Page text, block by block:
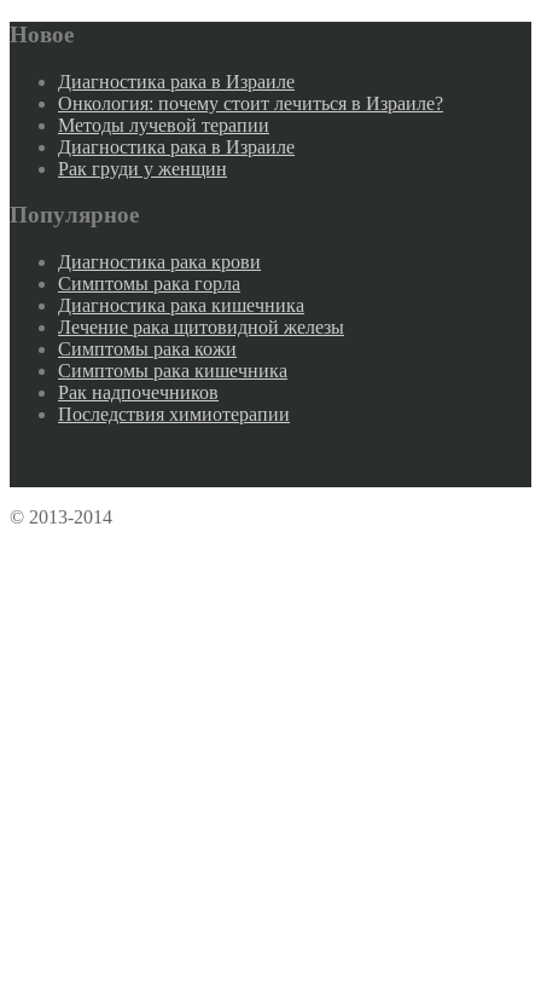
Новое
Диагностика рака в Израиле
Онкология: почему стоит лечиться в Израиле?
Методы лучевой терапии
Диагностика рака в Израиле
Рак груди у женщин
Популярное
Диагностика рака крови
Симптомы рака горла
Диагностика рака кишечника
Лечение рака щитовидной железы
Симптомы рака кожи
Симптомы рака кишечника
Рак надпочечников
Последствия химиотерапии
© 2013-2014